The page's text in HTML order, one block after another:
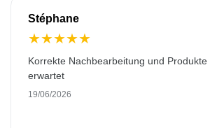
Stéphane
★★★★★
Korrekte Nachbearbeitung und Produkte
erwartet
19/06/2026